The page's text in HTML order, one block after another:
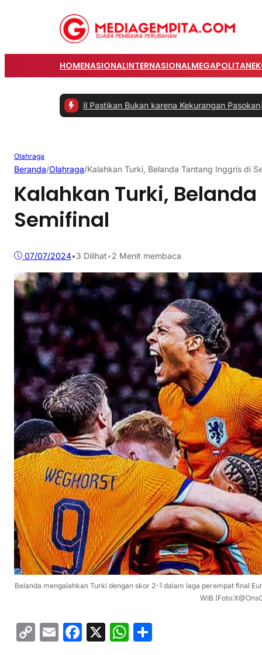
HOMENASIONALINTERNASIONALMEGAPOLITAN
Bahlil Pastikan Bukan karena Kekurangan Pasokan|#2 -
Olahraga
Beranda/Olahraga/Kalahkan Turki, Belanda Tantang Inggris di
Kalahkan Turki,
Semifinal
07/07/2024•3 Dilihat•2 Menit membaca
Belanda mengalahkan Turki dengan skor 2-1 dalam laga perempat final
C
E
F
X
W